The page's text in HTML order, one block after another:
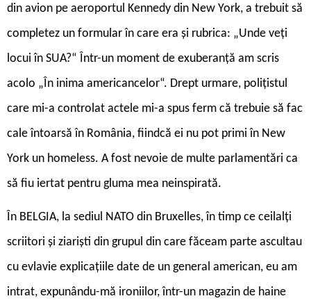
din avion pe aeroportul Kennedy din New York, a trebuit să
completez un formular în care era și rubrica: „Unde veți
locui în SUA?“ Într-un moment de exuberanță am scris
acolo „În inima americancelor“. Drept urmare, polițistul
care mi-a controlat actele mi-a spus ferm că trebuie să fac
cale întoarsă în România, fiindcă ei nu pot primi în New
York un homeless. A fost nevoie de multe parlamentări ca
să fiu iertat pentru gluma mea neinspirată.
În BELGIA, la sediul NATO din Bruxelles, în timp ce ceilalți
scriitori și ziariști din grupul din care făceam parte ascultau
cu evlavie explicațiile date de un general american, eu am
intrat, expunându-mă ironiilor, într-un magazin de haine